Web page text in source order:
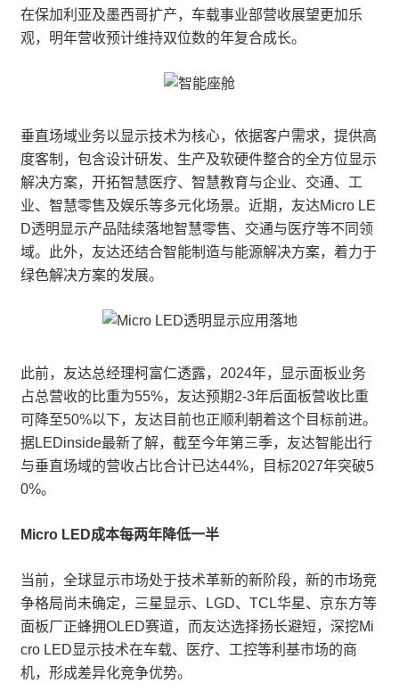
在保加利亚及墨西哥扩产，车载事业部营收展望更加乐
观，明年营收预计维持双位数的年复合成长。
垂直场域业务以显示技术为核心，依据客户需求，提供高
度客制，包含设计研发、生产及软硬件整合的全方位显示
解决方案，开拓智慧医疗、智慧教育与企业、交通、工
业、智慧零售及娱乐等多元化场景。近期，友达Micro LE
D透明显示产品陆续落地智慧零售、交通与医疗等不同领
域。此外，友达还结合智能制造与能源解决方案，着力于
绿色解决方案的发展。
此前，友达总经理柯富仁透露，2024年，显示面板业务
占总营收的比重为55%，友达预期2-3年后面板营收比重
可降至50%以下，友达目前也正顺利朝着这个目标前进。
据LEDinside最新了解，截至今年第三季，友达智能出行
与垂直场域的营收占比合计已达44%，目标2027年突破5
0%。
Micro LED成本每两年降低一半
当前，全球显示市场处于技术革新的新阶段，新的市场竞
争格局尚未确定，三星显示、LGD、TCL华星、京东方等
面板厂正蜂拥OLED赛道，而友达选择扬长避短，深挖Mi
cro LED显示技术在车载、医疗、工控等利基市场的商
机，形成差异化竞争优势。